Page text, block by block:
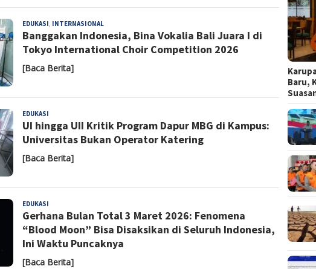
EDUKASI, INTERNASIONALAlmaida
Banggakan Indonesia, Bina Vokalia Bali Juara I di
Tokyo International Choir Competition 2026
[Baca Berita]
EDUKASI
Noviyanti
UI hingga UII Kritik Program Dapur MBG di Kampus:
Universitas Bukan Operator Katering
[Baca Berita]
EDUKASI
Sulastri
Gerhana Bulan Total 3 Maret 2026: Fenomena
“Blood Moon” Bisa Disaksikan di Seluruh Indonesia,
Ini Waktu Puncaknya
[Baca Berita]
Baru,